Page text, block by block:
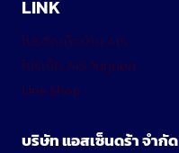
LINK
โปรติดเน็ตบ้าน AIS
โปรเน็ต AIS วันทูคอล
Line Shop
บริษัท แอสเซ็นดร้า จำกัด